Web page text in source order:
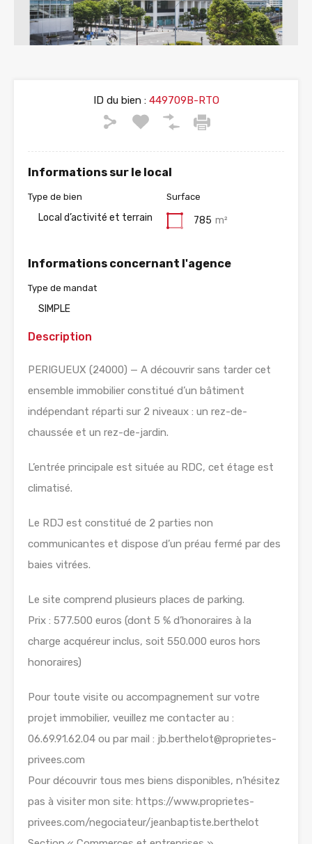
ID du bien :449709B-RTO
Informations sur le local
Type de bien
Local d’activité et terrain
Surface
785 m²
Informations concernant l'agence
Type de mandat
SIMPLE
Description
PERIGUEUX (24000) — A découvrir sans tarder cet
ensemble immobilier constitué d’un bâtiment
indépendant réparti sur 2 niveaux : un rez-de-
chaussée et un rez-de-jardin.
L’entrée principale est située au RDC, cet étage est
climatisé.
Le RDJ est constitué de 2 parties non
communicantes et dispose d’un préau fermé par des
baies vitrées.
Le site comprend plusieurs places de parking.
Prix : 577.500 euros (dont 5 % d’honoraires à la
charge acquéreur inclus, soit 550.000 euros hors
honoraires)
Pour toute visite ou accompagnement sur votre
projet immobilier, veuillez me contacter au :
06.69.91.62.04 ou par mail : jb.berthelot@proprietes-
privees.com
Pour découvrir tous mes biens disponibles, n’hésitez
pas à visiter mon site: https://www.proprietes-
privees.com/negociateur/jeanbaptiste.berthelot